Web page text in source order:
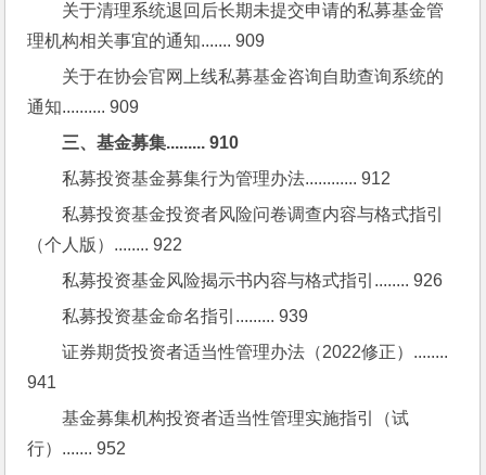
关于清理系统退回后长期未提交申请的私募基金管
理机构相关事宜的通知....... 909
关于在协会官网上线私募基金咨询自助查询系统的
通知.......... 909
三、基金募集......... 910
私募投资基金募集行为管理办法............ 912
私募投资基金投资者风险问卷调查内容与格式指引
（个人版）........ 922
私募投资基金风险揭示书内容与格式指引........ 926
私募投资基金命名指引......... 939
证券期货投资者适当性管理办法（2022修正）........
941
基金募集机构投资者适当性管理实施指引（试
行）....... 952